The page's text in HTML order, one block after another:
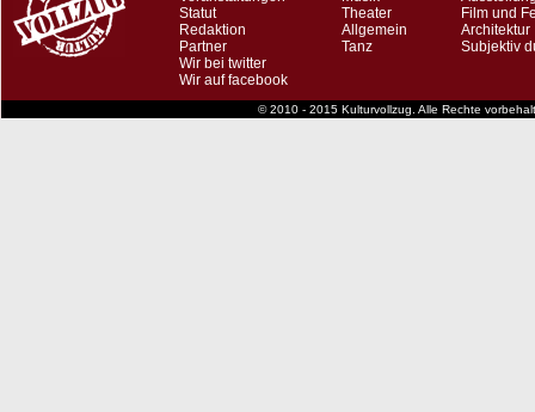
Statut
Redaktion
Partner
Wir bei twitter
Wir auf facebook
Theater
Allgemein
Tanz
Film und
Architektur
Subjektiv
© 2010 - 2015 Kulturvollzug. Alle Rechte